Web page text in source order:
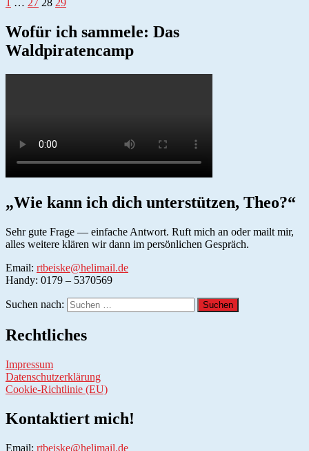
Wofür ich sammele: Das
Waldpiratencamp
„Wie kann ich dich unterstützen, Theo?“
Sehr gute Frage — einfache Antwort. Ruft mich an oder mailt mir,
alles weitere klären wir dann im persönlichen Gespräch.
Email: rtbeiske@helimail.de
Handy: 0179 – 5370569
Suchen nach:
Rechtliches
Impressum
Datenschutzerklärung
Cookie-Richtlinie (EU)
Kontaktiert mich!
Email: rtbeiske@helimail.de